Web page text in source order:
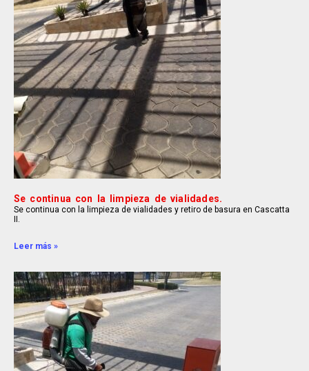
Se continua con la limpieza de vialidades.
Se continua con la limpieza de vialidades y retiro de basura en Cascatta
II.
Leer más »